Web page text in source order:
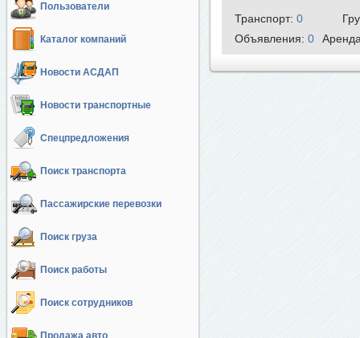
Пользователи
Каталог компаний
Новости АСДАП
Новости транспортные
Спецпредложения
Поиск транспорта
Пассажирские перевозки
Поиск груза
Поиск работы
Поиск сотрудников
Продажа авто
Транспорт: 0
Объявления: 0